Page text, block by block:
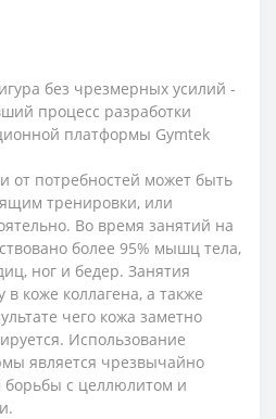
без чрезмерных усилий -
процесс разработки
платформы Gymtek
от потребностей может быть
тренировки, или
Во время занятий на
более 95% мышц тела,
ног и бедер. Занятия
коже коллагена, а также
чего кожа заметно
Использование
является чрезвычайно
с целлюлитом и